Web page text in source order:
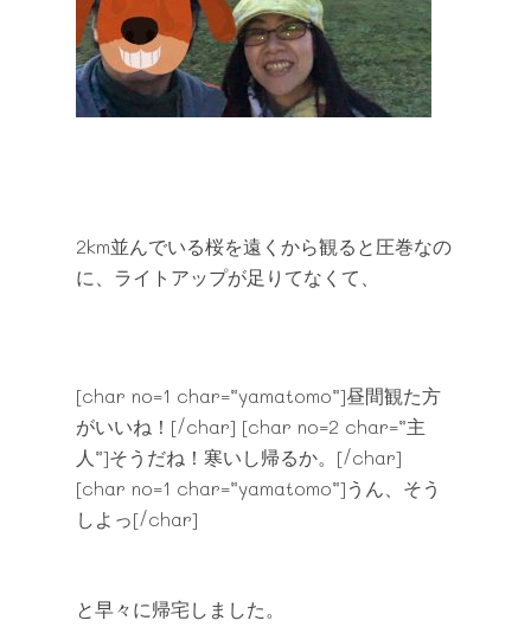
2km並んでいる桜を遠くから観ると圧巻なの
に、ライトアップが足りてなくて、
[char no=1 char=”yamatomo”]昼間観た方
がいいね！[/char] [char no=2 char=”主
人”]そうだね！寒いし帰るか。[/char]
[char no=1 char=”yamatomo”]うん、そう
しよっ[/char]
と早々に帰宅しました。